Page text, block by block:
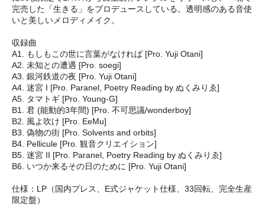
完売した「生きる」をプロデュースしている。透明感のある音使
いと美しいメロディメイク。
収録曲
A1. もしもこの世に言葉がなければ [Pro. Yuji Otani]
A2. 未知との遭遇 [Pro. soegi]
A3. 銀河鉄道の夜 [Pro. Yuji Otani]
A4. 迷宮 I [Pro. Paranel, Poetry Reading by ぬくみりゑ]
A5. タマトギ [Pro. Young-G]
B1. 君 (能動的3年間) [Pro. 不可思議/wonderboy]
B2. 風よ吹け [Pro. EeMu]
B3. 偽物の街 [Pro. Solvents and orbits]
B4. Pellicule [Pro. 観音クリエイション]
B5. 迷宮 II [Pro. Paranel, Poetry Reading by ぬくみりゑ]
B6. いつか来るその日のために [Pro. Yuji Otani]
仕様：LP（国内プレス、E式ジャケット仕様、33回転、完全生産
限定盤）